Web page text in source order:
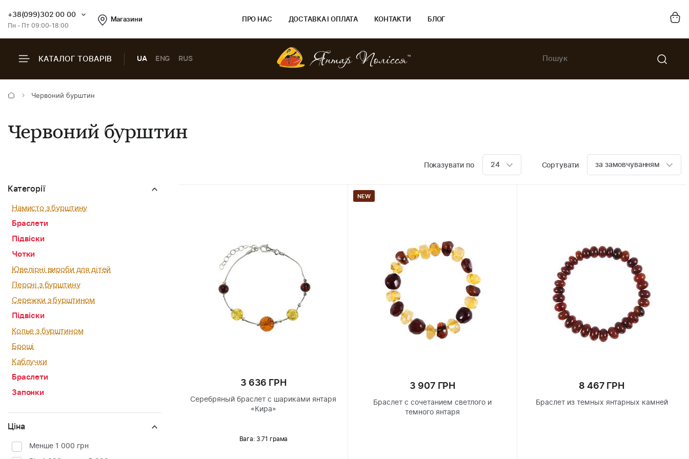
+38(099)302 00 00
Пн - Пт 09:00-18:00
Магазини ПРО НАС ДОСТАВКА І ОПЛАТА КОНТАКТИ БЛОГ
КАТАЛОГ ТОВАРІВ UA ENG RUS
Червоний бурштин
Червоний бурштин
Показувати по 24 Сортувати за замовчуванням
Категорії
Намисто з бурштину
Браслети
Підвіски
Чотки
Ювелірні вироби для дітей
Персні з бурштину
Сережки з бурштином
Підвіски
Колье з бурштином
Броші
Каблучки
Браслети
Запонки
Ціна
Менше 1 000 грн
3 636 ГРН
Серебряный браслет с шариками янтаря
«Кира»
Вага: 3.71 грама
NEW
3 907 ГРН
Браслет с сочетанием светлого и
темного янтаря
8 467 ГРН
Браслет из темных янтарных камней